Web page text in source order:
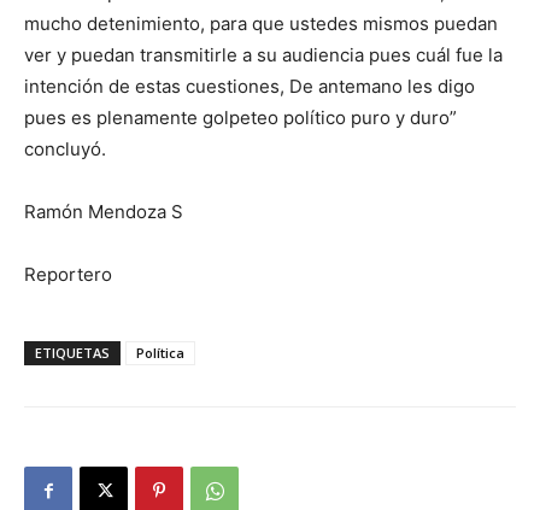
mucho detenimiento, para que ustedes mismos puedan
ver y puedan transmitirle a su audiencia pues cuál fue la
intención de estas cuestiones, De antemano les digo
pues es plenamente golpeteo político puro y duro”
concluyó.
Ramón Mendoza S
Reportero
ETIQUETAS Política